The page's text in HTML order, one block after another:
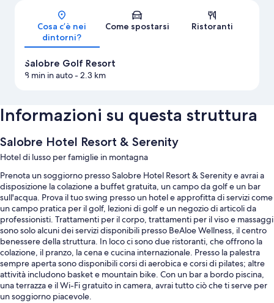
Cosa c’è nei
dintorni?
Come spostarsi Ristoranti
Salobre Golf Resort
8 min in auto- 2.3 km
Informazioni su questa struttura
Salobre Hotel Resort & Serenity
Hotel di lusso per famiglie in montagna
Prenota un soggiorno presso Salobre Hotel Resort & Serenity e avrai a
disposizione la colazione a buffet gratuita, un campo da golf e un bar
sull'acqua. Prova il tuo swing presso un hotel e approfitta di servizi come
un campo pratica per il golf, lezioni di golf e un negozio di articoli da
professionisti. Trattamenti per il corpo, trattamenti per il viso e massaggi
sono solo alcuni dei servizi disponibili presso BeAloe Wellness, il centro
benessere della struttura. In loco ci sono due ristoranti, che offrono la
colazione, il pranzo, la cena e cucina internazionale. Presso la palestra
sempre aperta sono disponibili corsi di aerobica e corsi di pilates; altre
attività includono basket e mountain bike. Con un bar a bordo piscina,
una terrazza e il Wi-Fi gratuito in camera, avrai tutto ciò che ti serve per
un soggiorno piacevole.